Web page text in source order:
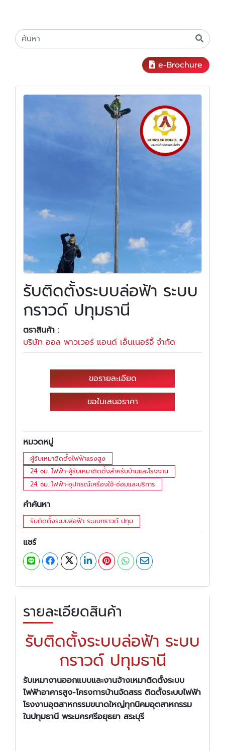
e-Brochure
รับติดตั้งระบบล่อฟ้า ระบบ
กราวด์ ปทุมธานี
ตราสินค้า :
บริษัท ออล พาวเวอร์ แอนด์ เอ็นเนอร์จี้ จำกัด
ขอรายละเอียด
ขอใบเสนอราคา
หมวดหมู่
ผู้รับเหมาติดตั้งไฟฟ้าแรงสูง
24 ชม. ไฟฟ้า-ผู้รับเหมาติดตั้งสำหรับบ้านและโรงงาน
24 ชม. ไฟฟ้า-อุปกรณ์เครื่องใช้-ซ่อมและบริการ
คำค้นหา
รับติดตั้งระบบล่อฟ้า ระบบกราวด์ ปทุม
แชร์
รายละเอียดสินค้า
รับติดตั้งระบบล่อฟ้า ระบบ
กราวด์ ปทุมธานี
รับเหมางานออกแบบและงานจ้างเหมาติดตั้งระบบ
ไฟฟ้าอาคารสูง-โครงการบ้านจัดสรร ติดตั้งระบบไฟฟ้า
โรงงานอุตสาหกรรมขนาดใหญ่ทุกนิคมอุตสาหกรรม
ในปทุมธานี พระนครศรีอยุธยา สระบุรี